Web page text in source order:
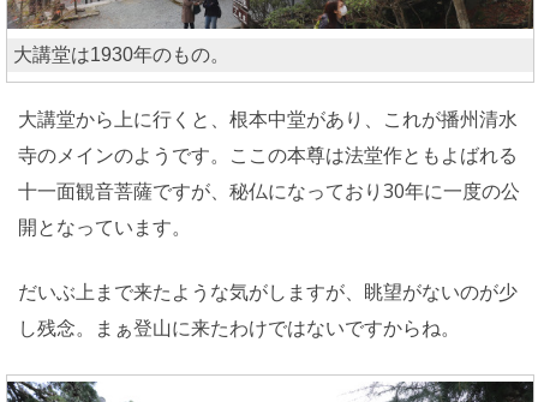
大講堂は1930年のもの。
大講堂から上に行くと、根本中堂があり、これが播州清水
寺のメインのようです。ここの本尊は法堂作ともよばれる
十一面観音菩薩ですが、秘仏になっており30年に一度の公
開となっています。
だいぶ上まで来たような気がしますが、眺望がないのが少
し残念。まぁ登山に来たわけではないですからね。